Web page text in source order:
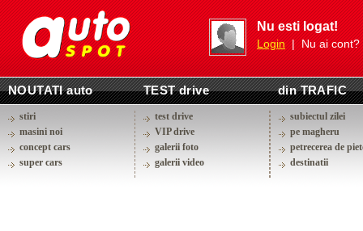
Nu esti logat!
Login| Nu ai cont?
NOUTATI auto TEST drive din TRAFIC
stiri
masini noi
concept cars
super cars
test drive
VIP drive
galerii foto
galerii video
subiectul zilei
pe magheru
petrecerea de
destinatii